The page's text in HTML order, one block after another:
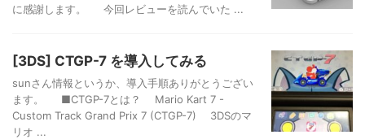
に感謝します。 今回レビューを読んでいた ...
[3DS] CTGP-7 を導入してみる
sunさん情報というか、導入手順ありがとうござい
ます。 ■CTGP-7とは？ Mario Kart 7 -
Custom Track Grand Prix 7 (CTGP-7) 3DSのマ
リオ ...